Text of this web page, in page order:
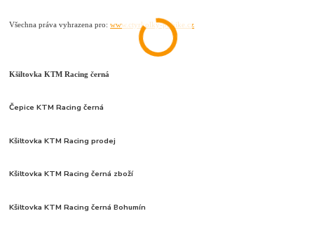
Všechna práva vyhrazena pro:www.ctyrkolky-pitbike.cz
Kšiltovka KTM Racing černá
Čepice KTM Racing černá
Kšiltovka KTM Racing prodej
Kšiltovka KTM Racing černá zboží
Kšiltovka KTM Racing černá Bohumín